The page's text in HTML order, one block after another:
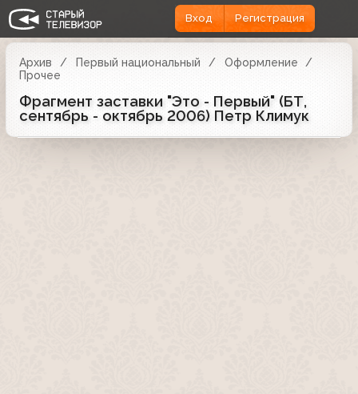
Вход Регистрация
Архив Первый национальный
Оформление
Прочее
Фрагмент заставки "Это - Первый" (БТ,
сентябрь - октябрь 2006) Петр Климук